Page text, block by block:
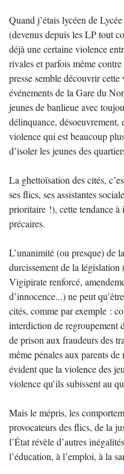
Quand j’étais lycéen de
(devenus depuis les LP tout
déjà une certaine violence
rivales et parfois même
presse semble découvrir
événements de la Gare du
jeunes de banlieue avec
délinquance,
violence qui est beaucoup
d’isoler les jeunes des
La ghettoïsation des cités,
ses flics, ses assistantes
prioritaire !), cette tendance
précaires.
L’unanimité (ou presque) de
durcissement de la
Vigipirate renforcé,
d’innocence...) ne peut
cités, comme par exemple :
interdiction de regroupement
de prison aux fraudeurs des
même pénales aux parents
évident que la violence des
violence qu’ils subissent au
Mais le mépris, les
provocateurs des flics, de la
l’État révèle d’autres
l’éducation, à l’emploi, à la